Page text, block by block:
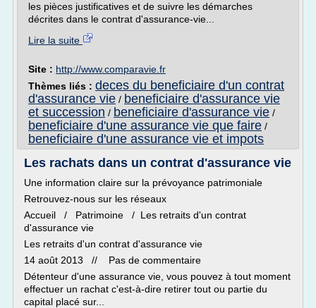
les pièces justificatives et de suivre les démarches
décrites dans le contrat d'assurance-vie...
Lire la suite
Site : http://www.comparavie.fr
Thèmes liés : deces du beneficiaire d'un contrat
d'assurance vie / beneficiaire d'assurance vie
et succession / beneficiaire d'assurance vie /
beneficiaire d'une assurance vie que faire /
beneficiaire d'une assurance vie et impots
Les rachats dans un contrat d'assurance vie
Une information claire sur la prévoyance patrimoniale
Retrouvez-nous sur les réseaux
Accueil / Patrimoine / Les retraits d'un contrat
d'assurance vie
Les retraits d'un contrat d'assurance vie
14 août 2013 // Pas de commentaire
Détenteur d'une assurance vie, vous pouvez à tout moment
effectuer un rachat c'est-à-dire retirer tout ou partie du
capital placé sur...